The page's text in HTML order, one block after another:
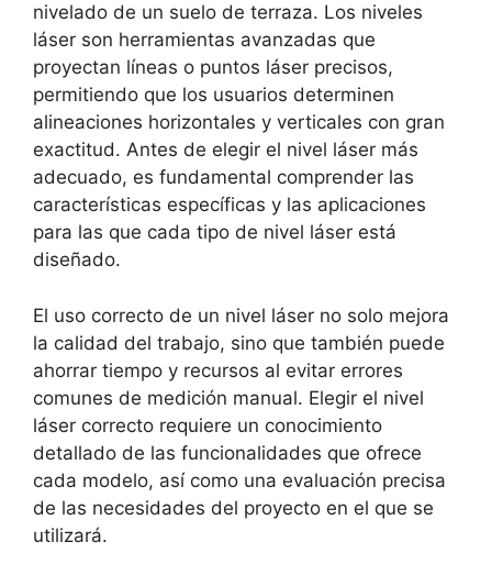
nivelado de un suelo de terraza. Los niveles
láser son herramientas avanzadas que
proyectan líneas o puntos láser precisos,
permitiendo que los usuarios determinen
alineaciones horizontales y verticales con gran
exactitud. Antes de elegir el nivel láser más
adecuado, es fundamental comprender las
características específicas y las aplicaciones
para las que cada tipo de nivel láser está
diseñado.
El uso correcto de un nivel láser no solo mejora
la calidad del trabajo, sino que también puede
ahorrar tiempo y recursos al evitar errores
comunes de medición manual. Elegir el nivel
láser correcto requiere un conocimiento
detallado de las funcionalidades que ofrece
cada modelo, así como una evaluación precisa
de las necesidades del proyecto en el que se
utilizará.